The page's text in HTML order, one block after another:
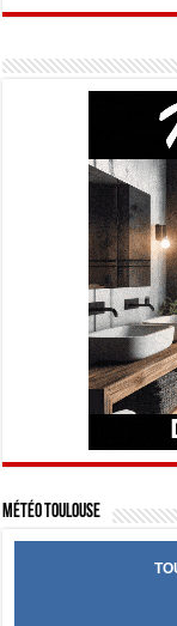
Météo Toulouse